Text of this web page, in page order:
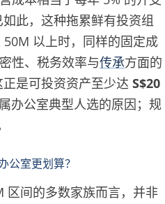
此，这种拖累鲜有投资组
以上时，同样的固定成
性、税务效率与传承方面的
是可投资资产至少达 S$20
办公室典型人选的原因；规
公室更划算？
区间的多数家族而言，并非